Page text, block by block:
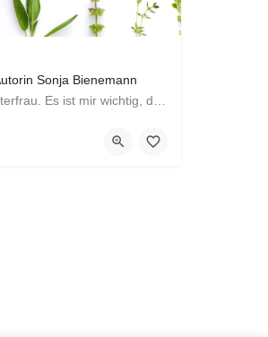
Sonja Bienemann
Ich bin von Herzen Kräuterfrau. Es ist mir wichtig, das Alte Wissen über Pflanzen an Interessierte und vor…